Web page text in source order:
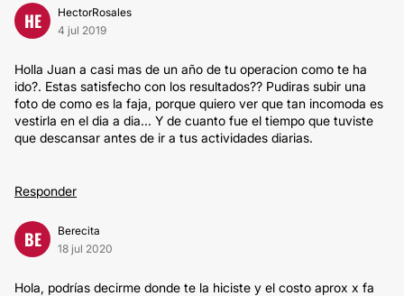
HE
HectorRosales
4 jul 2019
Holla Juan a casi mas de un año de tu operacion como te ha
ido?. Estas satisfecho con los resultados?? Pudiras subir una
foto de como es la faja, porque quiero ver que tan incomoda es
vestirla en el dia a dia... Y de cuanto fue el tiempo que tuviste
que descansar antes de ir a tus actividades diarias.
Responder
BE
Berecita
18 jul 2020
Hola, podrías decirme donde te la hiciste y el costo aprox x fa